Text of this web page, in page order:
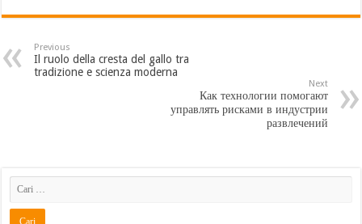
Previous
Il ruolo della cresta del gallo tra
tradizione e scienza moderna
Next
Как технологии помогают
управлять рисками в индустрии
развлечений